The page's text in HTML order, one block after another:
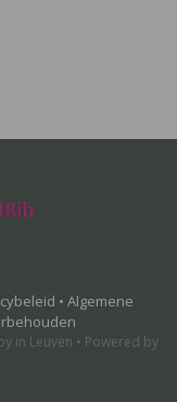
• Algemene
in Leuven • Powered by